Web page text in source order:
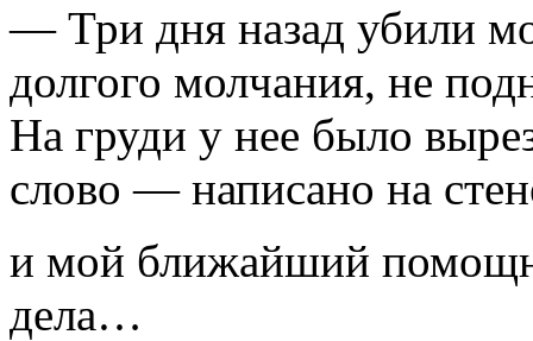
— Три дня назад убили
долгого молчания, не
На груди у нее было
слово — написано на
и мой ближайший
дела…